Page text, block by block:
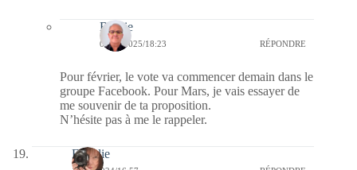
Bernie
03/01/2025/18:23 RÉPONDRE
Pour février, le vote va commencer demain dans le
groupe Facebook. Pour Mars, je vais essayer de
me souvenir de ta proposition.
N’hésite pas à me le rappeler.
Floralie